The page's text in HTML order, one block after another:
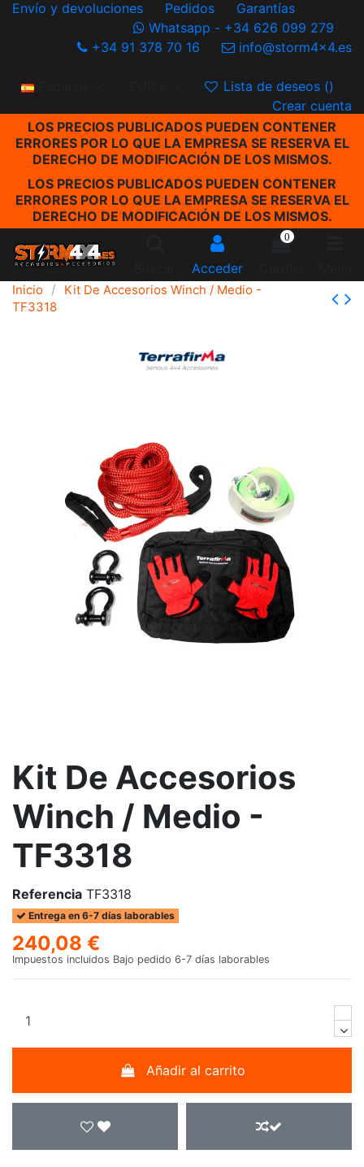
Envío y devoluciones Pedidos
Garantías
Whatsapp - +34 626 099 279
+34 91 378 70 16
info@storm4x4.es
Español Lista de deseos ()
Crear cuenta
LOS PRECIOS PUBLICADOS PUEDEN CONTENER
ERRORES POR LO QUE LA EMPRESA SE RESERVA EL
DERECHO DE MODIFICACIÓN DE LOS MISMOS.
LOS PRECIOS PUBLICADOS PUEDEN CONTENER
ERRORES POR LO QUE LA EMPRESA SE RESERVA EL
DERECHO DE MODIFICACIÓN DE LOS MISMOS.
Acceder
0
Inicio
Kit De Accesorios Winch / Medio -
TF3318
Kit De Accesorios
Winch / Medio -
TF3318
Referencia TF3318
Entrega en 6-7 días laborables
240,08 €
Impuestos incluidos Bajo pedido 6-7 días laborables
Añadir al carrito